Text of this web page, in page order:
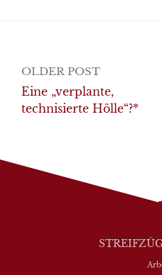
Post
navigation
OLDER POST
Eine „verplante,
technisierte Hölle“?*